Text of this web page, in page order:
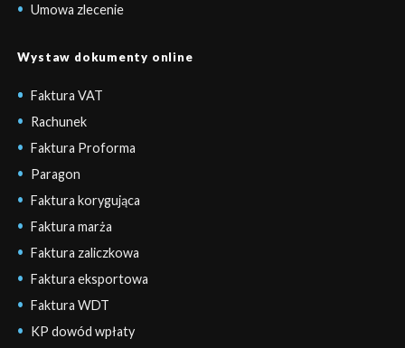
Umowa zlecenie
Wystaw dokumenty online
Faktura VAT
Rachunek
Faktura Proforma
Paragon
Faktura korygująca
Faktura marża
Faktura zaliczkowa
Faktura eksportowa
Faktura WDT
KP dowód wpłaty